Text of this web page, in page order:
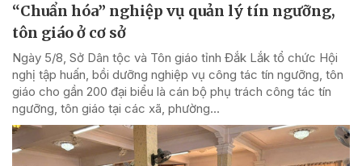
“Chuẩn hóa” nghiệp vụ quản lý tín ngưỡng,
tôn giáo ở cơ sở
Ngày 5/8, Sở Dân tộc và Tôn giáo tỉnh Đắk Lắk tổ chức Hội
nghị tập huấn, bồi dưỡng nghiệp vụ công tác tín ngưỡng, tôn
giáo cho gần 200 đại biểu là cán bộ phụ trách công tác tín
ngưỡng, tôn giáo tại các xã, phường...